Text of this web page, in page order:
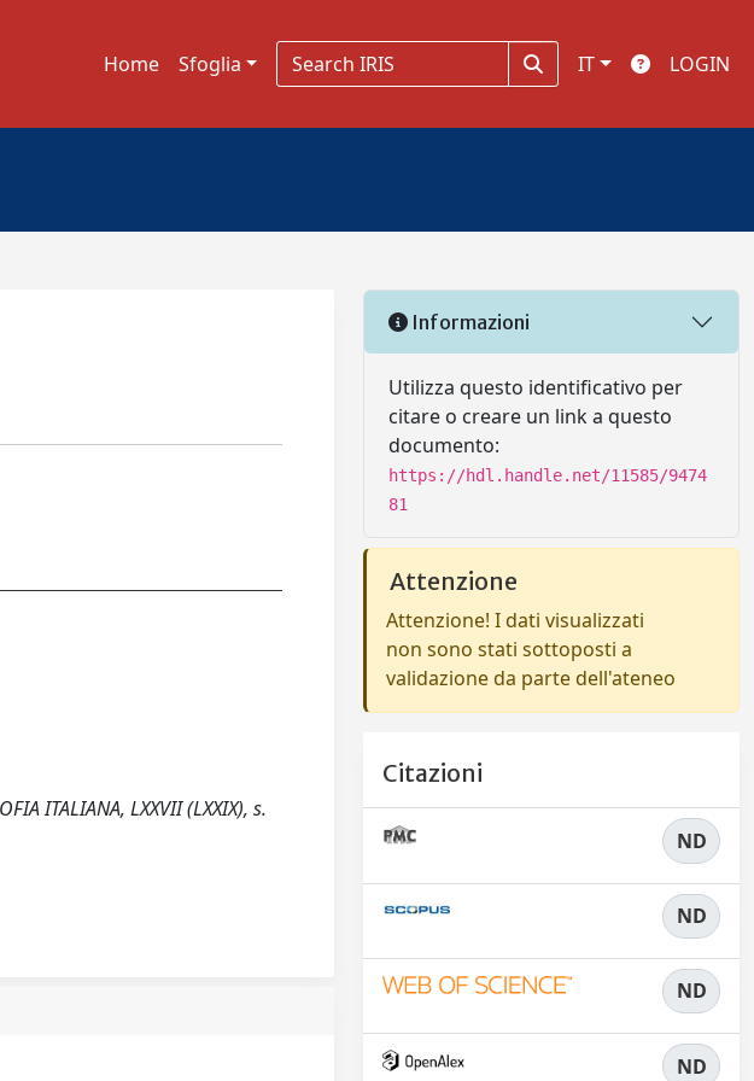
Home Sfoglia IT LOGIN
ITALIANA, LXXVII (LXXIX), s.
Informazioni
Utilizza questo identificativo per
citare o creare un link a questo
documento:
https://hdl.handle.net/11585/9474
81
Attenzione
Attenzione! I dati visualizzati
non sono stati sottoposti a
validazione da parte dell'ateneo
Citazioni
ND
ND
ND
ND